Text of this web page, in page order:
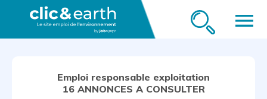
menu
Emploi responsable exploitation
16 ANNONCES A CONSULTER